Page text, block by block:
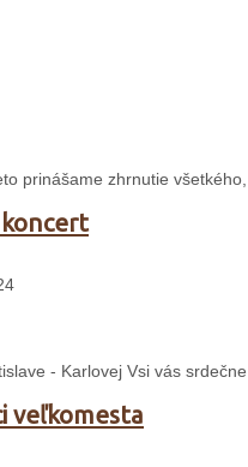
prinášame zhrnutie
- Karlovej Vsi vás
veľkomesta